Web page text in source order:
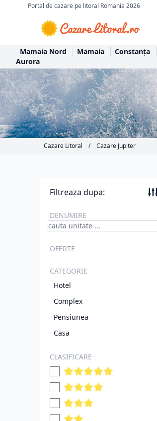
Portal de cazare pe litoral Romania 2026
Mamaia Nord Mamaia Constanța
Aurora
Cazare Litoral / Cazare Jupiter
Filtreaza dupa:
DENUMIRE
OFERTE
CATEGORIE
Hotel
Complex
Pensiunea
Casa
CLASIFICARE